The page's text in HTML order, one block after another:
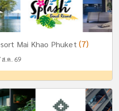
Mai Khao Phuket (7)
ส.ค. 69